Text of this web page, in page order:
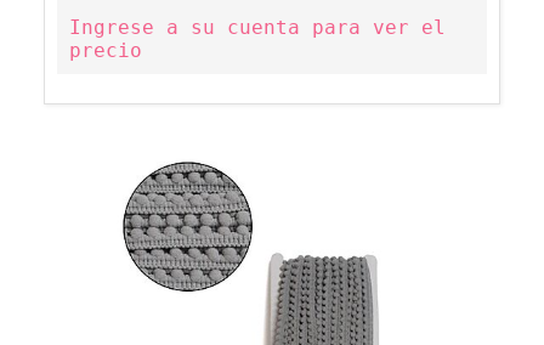
Ingrese a su cuenta para ver el
precio